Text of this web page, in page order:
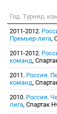
Год. Турнир,
2011-2012.
Премьер-лига,
2011-2012.
команд,
2011. Россия.
команд,
2010. Россия.
лига, Спартак